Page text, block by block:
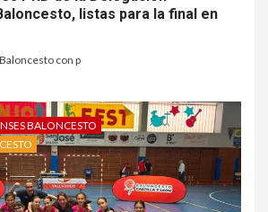
listas para la final en
Baloncesto con p
BALONCESTO